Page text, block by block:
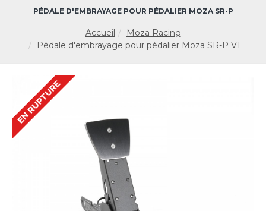
Accueil
Moza Racing
Pédale d'embrayage pour pédalier Moza SR-P V1
PÉDALE D'EMBRAYAGE POUR PÉDALIER MOZA SR-P
EN RUPTURE